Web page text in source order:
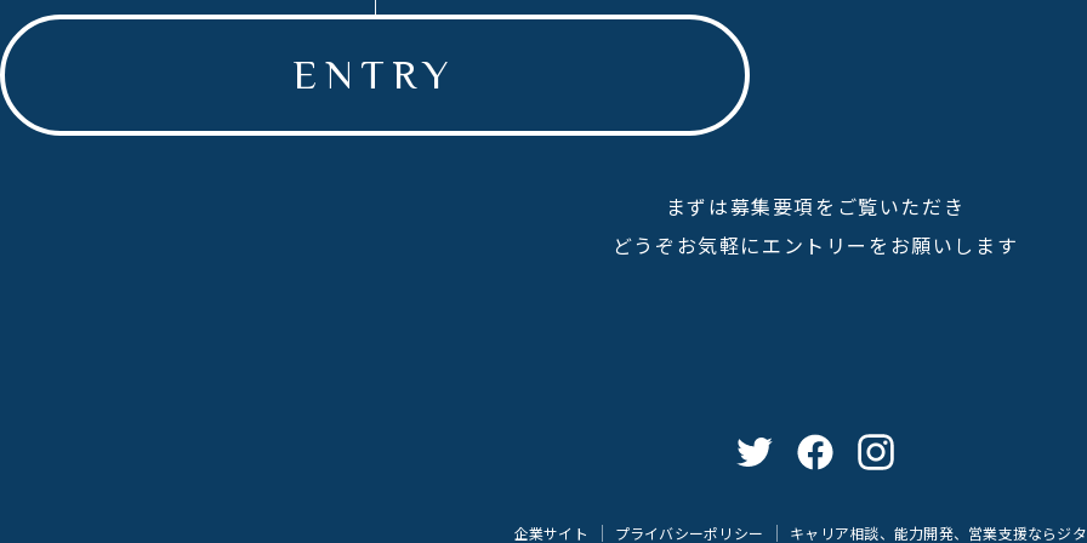
ENTRY
まずは募集要項をご覧いただき
どうぞお気軽にエントリーをお願いします
企業サイト プライバシーポリシー キャリア相談、能力開発、営業支援ならジ